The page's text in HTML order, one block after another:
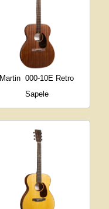
Martin 000-10E Retro
Sapele